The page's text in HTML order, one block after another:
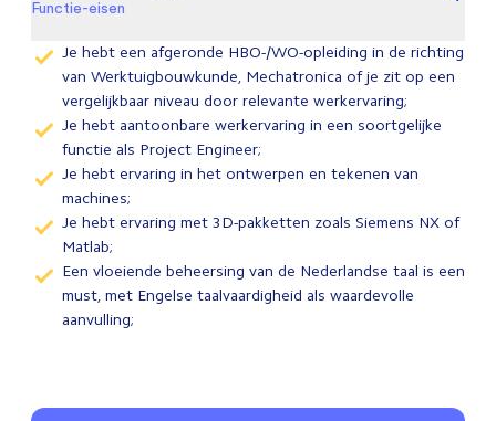
Functie-eisen
Je hebt een afgeronde HBO-/WO-opleiding in de richting
van Werktuigbouwkunde, Mechatronica of je zit op een
vergelijkbaar niveau door relevante werkervaring;
Je hebt aantoonbare werkervaring in een soortgelijke
functie als Project Engineer;
Je hebt ervaring in het ontwerpen en tekenen van
machines;
Je hebt ervaring met 3D-pakketten zoals Siemens NX of
Matlab;
Een vloeiende beheersing van de Nederlandse taal is een
must, met Engelse taalvaardigheid als waardevolle
aanvulling;